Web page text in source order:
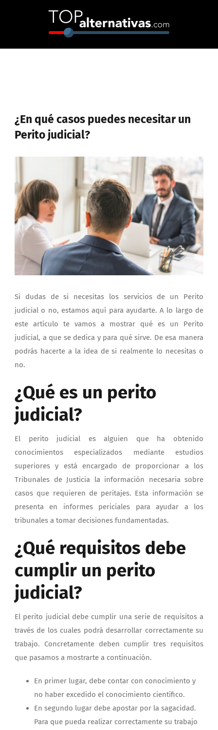
¿En qué casos puedes necesitar un
Perito judicial?
más
grande
Si dudas de si necesitas los servicios de un Perito
judicial o no, estamos aquí para ayudarte. A lo largo de
este artículo te vamos a mostrar qué es un Perito
judicial, a que se dedica y para qué sirve. De esa manera
podrás hacerte a la idea de si realmente lo necesitas o
no.
¿Qué es un perito
judicial?
El perito judicial es alguien que ha obtenido
conocimientos especializados mediante estudios
superiores y está encargado de proporcionar a los
Tribunales de Justicia la información necesaria sobre
casos que requieren de peritajes. Esta información se
presenta en informes periciales para ayudar a los
tribunales a tomar decisiones fundamentadas.
¿Qué requisitos debe
cumplir un perito
judicial?
El perito judicial debe cumplir una serie de requisitos a
través de los cuales podrá desarrollar correctamente su
trabajo. Concretamente deben cumplir tres requisitos
que pasamos a mostrarte a continuación.
En primer lugar, debe contar con conocimiento y
no haber excedido el conocimiento científico.
En segundo lugar debe apostar por la sagacidad.
Para que pueda realizar correctamente su trabajo